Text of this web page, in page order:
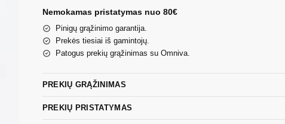
Nemokamas pristatymas nuo 80€
Pinigų grąžinimo garantija.
Prekės tiesiai iš gamintojų.
Patogus prekių grąžinimas su Omniva.
PREKIŲ GRĄŽINIMAS
PREKIŲ PRISTATYMAS